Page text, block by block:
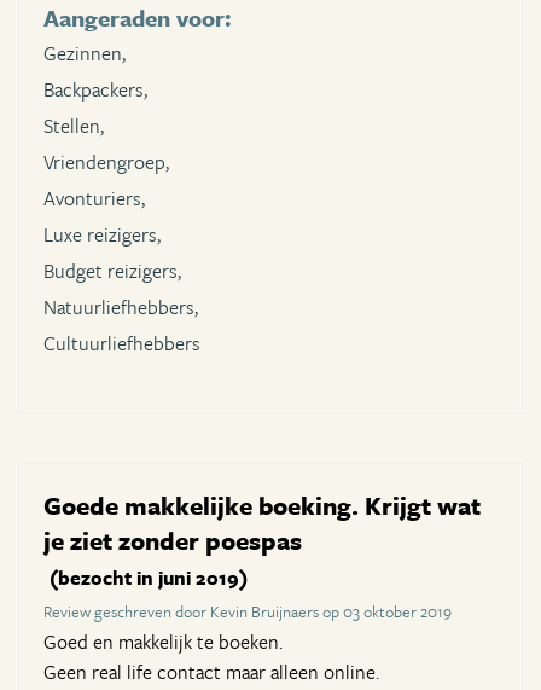
Aangeraden voor:
Gezinnen,
Backpackers,
Stellen,
Vriendengroep,
Avonturiers,
Luxe reizigers,
Budget reizigers,
Natuurliefhebbers,
Cultuurliefhebbers
Goede makkelijke boeking. Krijgt wat
je ziet zonder poespas
(bezocht in juni 2019)
Review geschreven door Kevin Bruijnaers op 03 oktober 2019
Goed en makkelijk te boeken.
Geen real life contact maar alleen online.